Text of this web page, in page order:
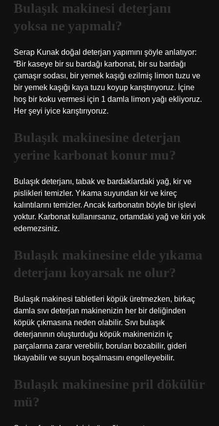
Bulaşık makinesi deterjanı
yoksa ne yapmalı?
Serap Kunak doğal deterjan yapımını şöyle anlatıyor:
“Bir kaseye bir su bardağı karbonat, bir su bardağı
çamaşır sodası, bir yemek kaşığı ezilmiş limon tuzu ve
bir yemek kaşığı kaya tuzu koyup karıştırıyoruz. İçine
hoş bir koku vermesi için 1 damla limon yağı ekliyoruz.
Her şeyi iyice karıştırıyoruz.
Bulaşık makinesine deterjan
yerine karbonat konur mu?
Bulaşık deterjanı, tabak ve bardaklardaki yağ, kir ve
pislikleri temizler. Yıkama suyundan kir ve kireç
kalıntılarını temizler. Ancak karbonatın böyle bir işlevi
yoktur. Karbonat kullanırsanız, ortamdaki yağ ve kiri yok
edemezsiniz.
Bulaşık makinesine elde yıkama
deterjanı koyarsak ne olur?
Bulaşık makinesi tabletleri köpük üretmezken, birkaç
damla sıvı deterjan makinenizin her bir deliğinden
köpük çıkmasına neden olabilir. Sıvı bulaşık
deterjanının oluşturduğu köpük makinenizin iç
parçalarına zarar verebilir, boruları bozabilir, gideri
tıkayabilir ve suyun boşalmasını engelleyebilir.
Bulaşık makinesine pril dökülür
mü?